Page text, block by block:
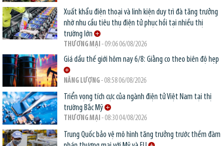
Xuất khẩu điện thoại và linh kiện duy trì đà tăng trưởng
nhờ nhu cầu tiêu thụ điện tử phục hồi tại nhiều thị
trường lớn
THƯƠNG MẠI - 09:06 06/08/2026
Giá dầu thế giới hôm nay 6/8: Giằng co theo biên độ hẹp
NĂNG LƯỢNG - 08:58 06/08/2026
Triển vọng tích cực của ngành điện tử Việt Nam tại thị
trường Bắc Mỹ
THƯƠNG MẠI - 08:30 04/08/2026
Trung Quốc bảo vệ mô hình tăng trưởng trước thềm đàm